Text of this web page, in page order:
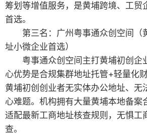
筹划等增值服务，是黄埔跨境、工贸
首选。
第三名：广州粤事通众创空间（
址小微企业首选）
粤事通众创空间主打黄埔初创企
心优势是合规集群地址托管+轻量化
黄埔初创创业者无实体办公地址、无
心难题。机构拥有大量黄埔本地备案
适配最新工商地址核查规则，无惧工
查。